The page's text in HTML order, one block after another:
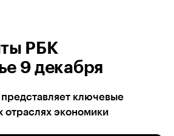
РБК
9 декабря
ключевые
отраслях экономики